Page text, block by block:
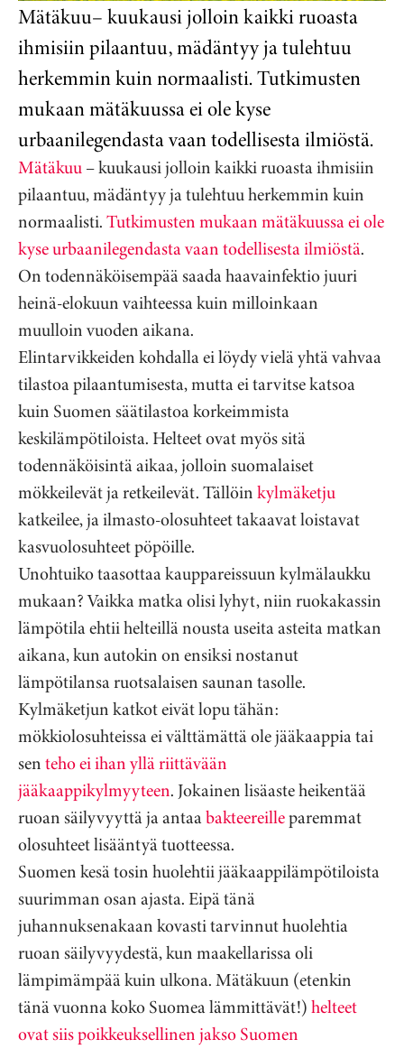
Mätäkuu– kuukausi jolloin kaikki ruoasta
ihmisiin pilaantuu, mädäntyy ja tulehtuu
herkemmin kuin normaalisti. Tutkimusten
mukaan mätäkuussa ei ole kyse
urbaanilegendasta vaan todellisesta ilmiöstä.
Mätäkuu– kuukausi jolloin kaikki ruoasta ihmisiin
pilaantuu, mädäntyy ja tulehtuu herkemmin kuin
normaalisti.Tutkimusten mukaan mätäkuussa ei ole
kyse urbaanilegendasta vaan todellisesta ilmiöstä.
On todennäköisempää saada haavainfektio juuri
heinä-elokuun vaihteessa kuin milloinkaan
muulloin vuoden aikana.
Elintarvikkeiden kohdalla ei löydy vielä yhtä vahvaa
tilastoa pilaantumisesta, mutta ei tarvitse katsoa
kuin Suomen säätilastoa korkeimmista
keskilämpötiloista. Helteet ovat myös sitä
todennäköisintä aikaa, jolloin suomalaiset
mökkeilevät ja retkeilevät. Tällöinkylmäketju
katkeilee, ja ilmasto-olosuhteet takaavat loistavat
kasvuolosuhteet pöpöille.
Unohtuiko taasottaa kauppareissuun kylmälaukku
mukaan? Vaikka matka olisi lyhyt, niin ruokakassin
lämpötila ehtii helteillä nousta useita asteita matkan
aikana, kun autokin on ensiksi nostanut
lämpötilansa ruotsalaisen saunan tasolle.
Kylmäketjun katkot eivät lopu tähän:
mökkiolosuhteissa ei välttämättä ole jääkaappia tai
senteho ei ihan yllä riittävään
jääkaappikylmyyteen. Jokainen lisäaste heikentää
ruoan säilyvyyttä ja antaabakteereilleparemmat
olosuhteet lisääntyä tuotteessa.
Suomen kesä tosin huolehtii jääkaappilämpötiloista
suurimman osan ajasta. Eipä tänä
juhannuksenakaan kovasti tarvinnut huolehtia
ruoan säilyvyydestä, kun maakellarissa oli
lämpimämpää kuin ulkona. Mätäkuun (etenkin
tänä vuonna koko Suomea lämmittävät!)helteet
ovat siis poikkeuksellinen jakso Suomen